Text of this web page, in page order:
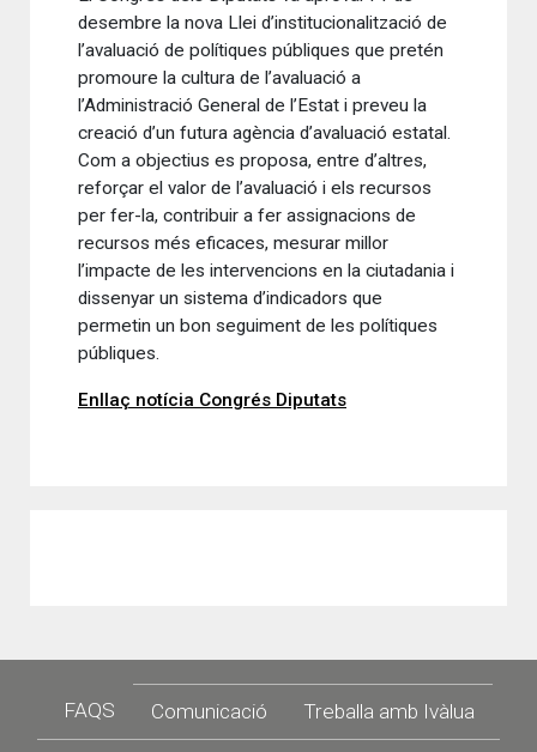
desembre la nova Llei d’institucionalització de
l’avaluació de polítiques públiques que pretén
promoure la cultura de l’avaluació a
l’Administració General de l’Estat i preveu la
creació d’un futura agència d’avaluació estatal.
Com a objectius es proposa, entre d’altres,
reforçar el valor de l’avaluació i els recursos
per fer-la, contribuir a fer assignacions de
recursos més eficaces, mesurar millor
l’impacte de les intervencions en la ciutadania i
dissenyar un sistema d’indicadors que
permetin un bon seguiment de les polítiques
públiques.
Enllaç notícia Congrés Diputats
Footer
FAQS Comunicació Treballa amb Ivàlua